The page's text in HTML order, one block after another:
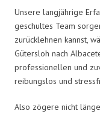
Unsere langjährige
geschultes Team
zurücklehnen kannst,
Gütersloh nach
professionellen und
reibungslos und
Also zögere nicht